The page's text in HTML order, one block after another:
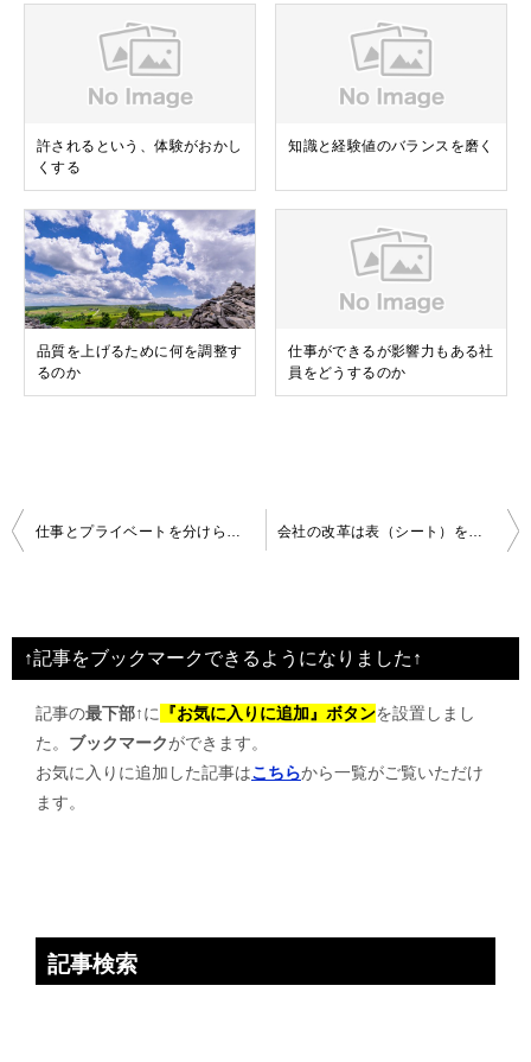
許されるという、体験がおかし
くする
知識と経験値のバランスを磨く
品質を上げるために何を調整す
るのか
仕事ができるが影響力もある社
員をどうするのか
投
ビ
ゲ
↑記事をブックマークできるようになりました↑
記事の最下部↑に 『お気に入りに追加』ボタンを設置しまし
た。 ブックマークができます。
お気に入りに追加した記事はこちらから一覧がご覧いただけ
ます。
記事検索